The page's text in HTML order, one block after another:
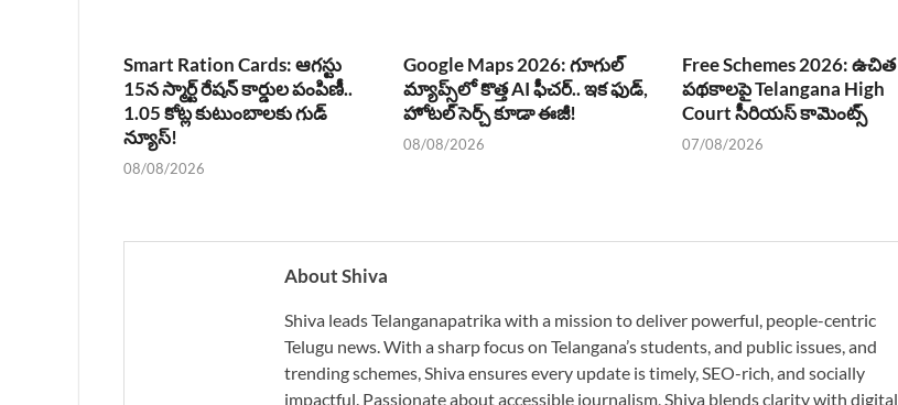
Smart Ration Cards: ఆగస్టు
15న స్మార్ట్ రేషన్ కార్డుల పంపిణీ..
1.05 కోట్ల కుటుంబాలకు గుడ్
న్యూస్!
08/08/2026
Google Maps 2026: గూగుల్
మ్యాప్స్‌లో కొత్త AI ఫీచర్.. ఇక ఫుడ్,
హోటల్ సెర్చ్ కూడా ఈజీ!
08/08/2026
Free Schemes 2026: ఉచిత
పథకాలపై Telangana High
Court సీరియస్ కామెంట్స్
07/08/2026
About Shiva
Shiva leads Telanganapatrika with a mission to deliver powerful, people-centric
Telugu news. With a sharp focus on Telangana’s students, and public issues, and
trending schemes, Shiva ensures every update is timely, SEO-rich, and socially
impactful. Passionate about accessible journalism, Shiva blends clarity with digital